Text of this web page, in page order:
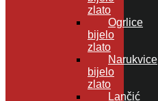
zlato
Ogrlice
bijelo
zlato
Narukvice
bijelo
zlato
Lančić